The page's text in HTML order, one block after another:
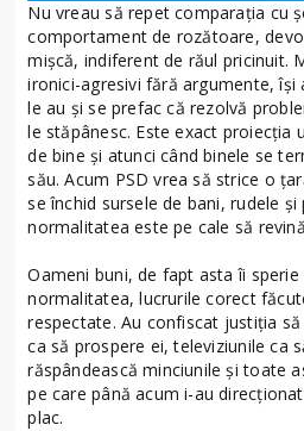
Nu vreau să repet comparația cu
comportament de rozătoare,
mișcă, indiferent de răul pricinuit.
ironici-agresivi fără argumente, își
le au și se prefac că rezolvă
le stăpânesc. Este exact proiecția
de bine și atunci când binele se
său. Acum PSD vrea să strice o
se închid sursele de bani, rudele
normalitatea este pe cale să
Oameni buni, de fapt asta îi
normalitatea, lucrurile corect
respectate. Au confiscat justiția
ca să prospere ei, televiziunile ca
răspândească minciunile și toate
pe care până acum i-au
plac.